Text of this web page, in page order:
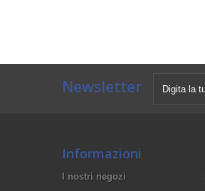
Newsletter
Informazioni
I nostri negozi